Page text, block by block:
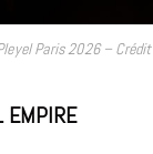
Paris 2026 –
EMPIRE